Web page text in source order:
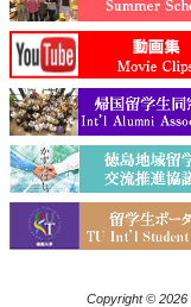
Copyright © 2026